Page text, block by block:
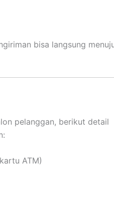
bisa langsung
pelanggan, berikut detail
ATM)